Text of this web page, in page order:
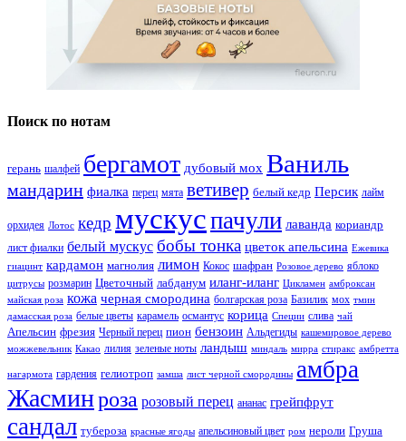
Поиск по нотам
герань шалфей бергамот дубовый мох Ваниль
мандарин фиалка перец мята ветивер белый кедр Персик лайм
орхидея Лотос кедр мускуспачули лаванда кориандр
лист фиалки белый мускус бобы тонка цветок апельсина Ежевика
гиацинт кардамон магнолия лимон Кокос шафран Розовое дерево яблоко
цитрусы розмарин Цветочный лабданум иланг-иланг Цикламен амброксан
майская роза кожа черная смородина болгарская роза Базилик мох тмин
дамасская роза белые цветы карамель османтус корица Специи слива чай
Апельсин фрезия Черный перец пион бензоин Альдегиды кашемировое дерево
можжевельник Какао лилия зеленые ноты ландыш миндаль мирра стиракс амбретта
нагармота гардения гелиотроп замша лист черной смородины амбра
Жасминроза розовый перец ананас грейпфрут
сандал тубероза красные ягоды апельсиновый цвет ром нероли Груша